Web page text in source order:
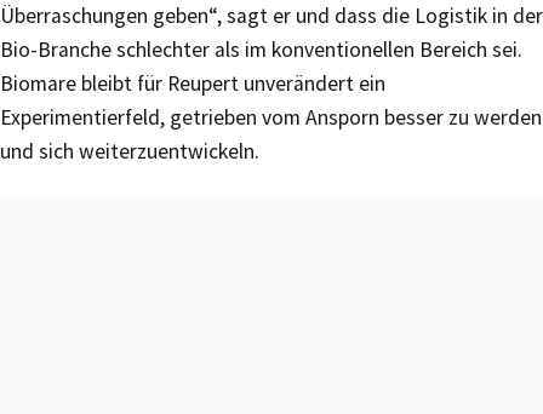
Überraschungen geben“, sagt er und dass die Logistik in der
Bio-Branche schlechter als im konventionellen Bereich sei.
Biomare bleibt für Reupert unverändert ein
Experimentierfeld, getrieben vom Ansporn besser zu werden
und sich weiterzuentwickeln.